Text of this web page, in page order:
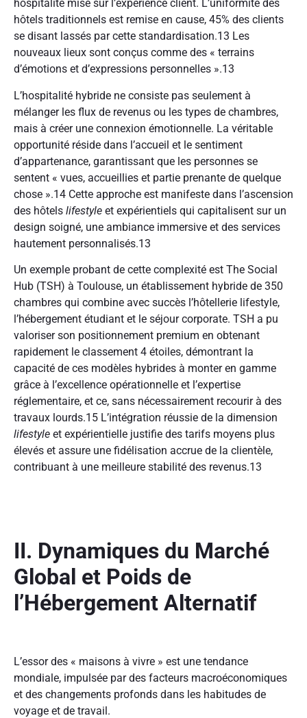
hospitalité mise sur l’expérience client. L’uniformité des
hôtels traditionnels est remise en cause, 45% des clients
se disant lassés par cette standardisation.13 Les
nouveaux lieux sont conçus comme des « terrains
d’émotions et d’expressions personnelles ».13
L’hospitalité hybride ne consiste pas seulement à
mélanger les flux de revenus ou les types de chambres,
mais à créer une connexion émotionnelle. La véritable
opportunité réside dans l’accueil et le sentiment
d’appartenance, garantissant que les personnes se
sentent « vues, accueillies et partie prenante de quelque
chose ».14 Cette approche est manifeste dans l’ascension
des hôtels lifestyle et expérientiels qui capitalisent sur un
design soigné, une ambiance immersive et des services
hautement personnalisés.13
Un exemple probant de cette complexité est The Social
Hub (TSH) à Toulouse, un établissement hybride de 350
chambres qui combine avec succès l’hôtellerie lifestyle,
l’hébergement étudiant et le séjour corporate. TSH a pu
valoriser son positionnement premium en obtenant
rapidement le classement 4 étoiles, démontrant la
capacité de ces modèles hybrides à monter en gamme
grâce à l’excellence opérationnelle et l’expertise
réglementaire, et ce, sans nécessairement recourir à des
travaux lourds.15 L’intégration réussie de la dimension
lifestyle et expérientielle justifie des tarifs moyens plus
élevés et assure une fidélisation accrue de la clientèle,
contribuant à une meilleure stabilité des revenus.13
II. Dynamiques du Marché
Global et Poids de
l’Hébergement Alternatif
L’essor des « maisons à vivre » est une tendance
mondiale, impulsée par des facteurs macroéconomiques
et des changements profonds dans les habitudes de
voyage et de travail.